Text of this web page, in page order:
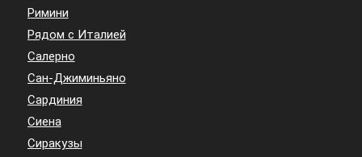
Римини
Рядом с Италией
Салерно
Сан-Джиминьяно
Сардиния
Сиена
Сиракузы